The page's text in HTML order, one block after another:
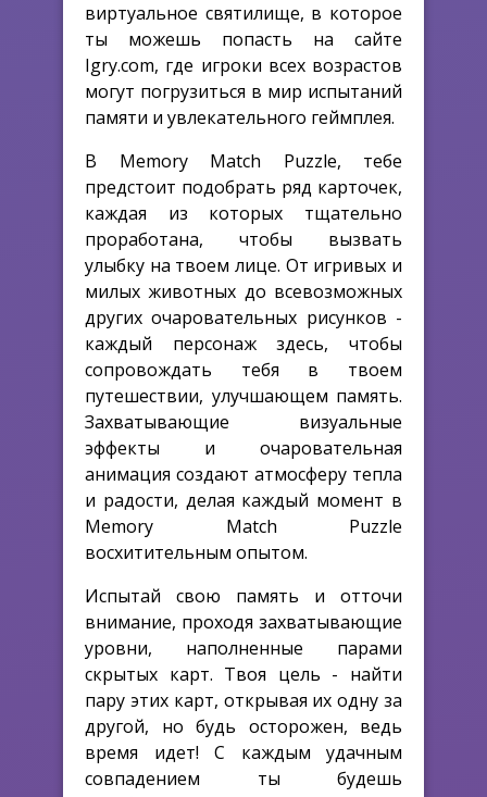
виртуальное святилище, в которое
ты можешь попасть на сайте
Igry.com, где игроки всех возрастов
могут погрузиться в мир испытаний
памяти и увлекательного геймплея.
В Memory Match Puzzle, тебе
предстоит подобрать ряд карточек,
каждая из которых тщательно
проработана, чтобы вызвать
улыбку на твоем лице. От игривых и
милых животных до всевозможных
других очаровательных рисунков -
каждый персонаж здесь, чтобы
сопровождать тебя в твоем
путешествии, улучшающем память.
Захватывающие визуальные
эффекты и очаровательная
анимация создают атмосферу тепла
и радости, делая каждый момент в
Memory Match Puzzle
восхитительным опытом.
Испытай свою память и отточи
внимание, проходя захватывающие
уровни, наполненные парами
скрытых карт. Твоя цель - найти
пару этих карт, открывая их одну за
другой, но будь осторожен, ведь
время идет! С каждым удачным
совпадением ты будешь